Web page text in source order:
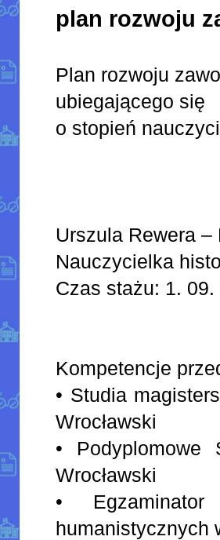
plan rozwoju
Plan rozwoju
ubiegającego się
o stopień
Urszula Rewera –
Nauczycielka
Czas stażu: 1.
Kompetencje
• Studia
Wrocławski
• Podyplomowe
Wrocławski
•
humanistycznych